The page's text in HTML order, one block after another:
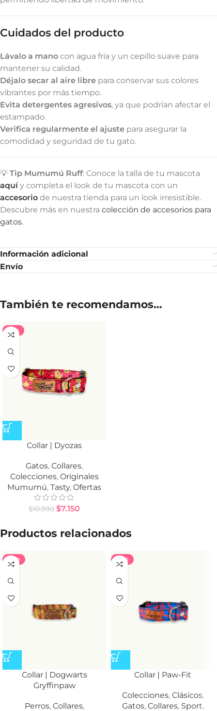
Cuidados del producto
Lávalo a mano con agua fría y un cepillo suave para
mantener su calidad.
Déjalo secar al aire libre para conservar sus colores
vibrantes por más tiempo.
Evita detergentes agresivos, ya que podrían afectar el
estampado.
Verifica regularmente el ajuste para asegurar la
comodidad y seguridad de tu gato.
💡 Tip Mumumú Ruff: Conoce la talla de tu mascota
aquí y completa el look de tu mascota con un
accesorio de nuestra tienda para un look irresistible.
Descubre más en nuestra colección de accesorios para
gatos.
Información adicional
Envío
También te recomendamos…
-35%
Collar | Dyozas
Gatos, Collares,
Colecciones, Originales
Mumumú, Tasty, Ofertas
$10.990 $7.150
Productos relacionados
-40%
Collar | Dogwarts
Gryffinpaw
Perros, Collares,
-40%
Collar | Paw-Fit
Colecciones, Clásicos,
Gatos, Collares, Sport,